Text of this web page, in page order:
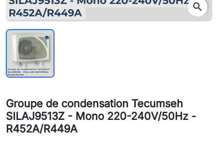
search
Groupe de condensation Tecumseh
SILAJ9513Z - Mono 220-240V/50Hz -
R452A/R449A